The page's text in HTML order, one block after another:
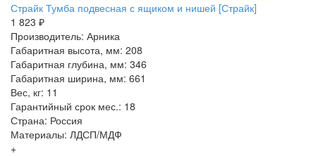
Страйк Тумба подвесная с ящиком и нишей [Страйк]
1 823 ₽
Производитель: Арника
Габаритная высота, мм: 208
Габаритная глубина, мм: 346
Габаритная ширина, мм: 661
Вес, кг: 11
Гарантийный срок мес.: 18
Страна: Россия
Материалы: ЛДСП/МДФ
+